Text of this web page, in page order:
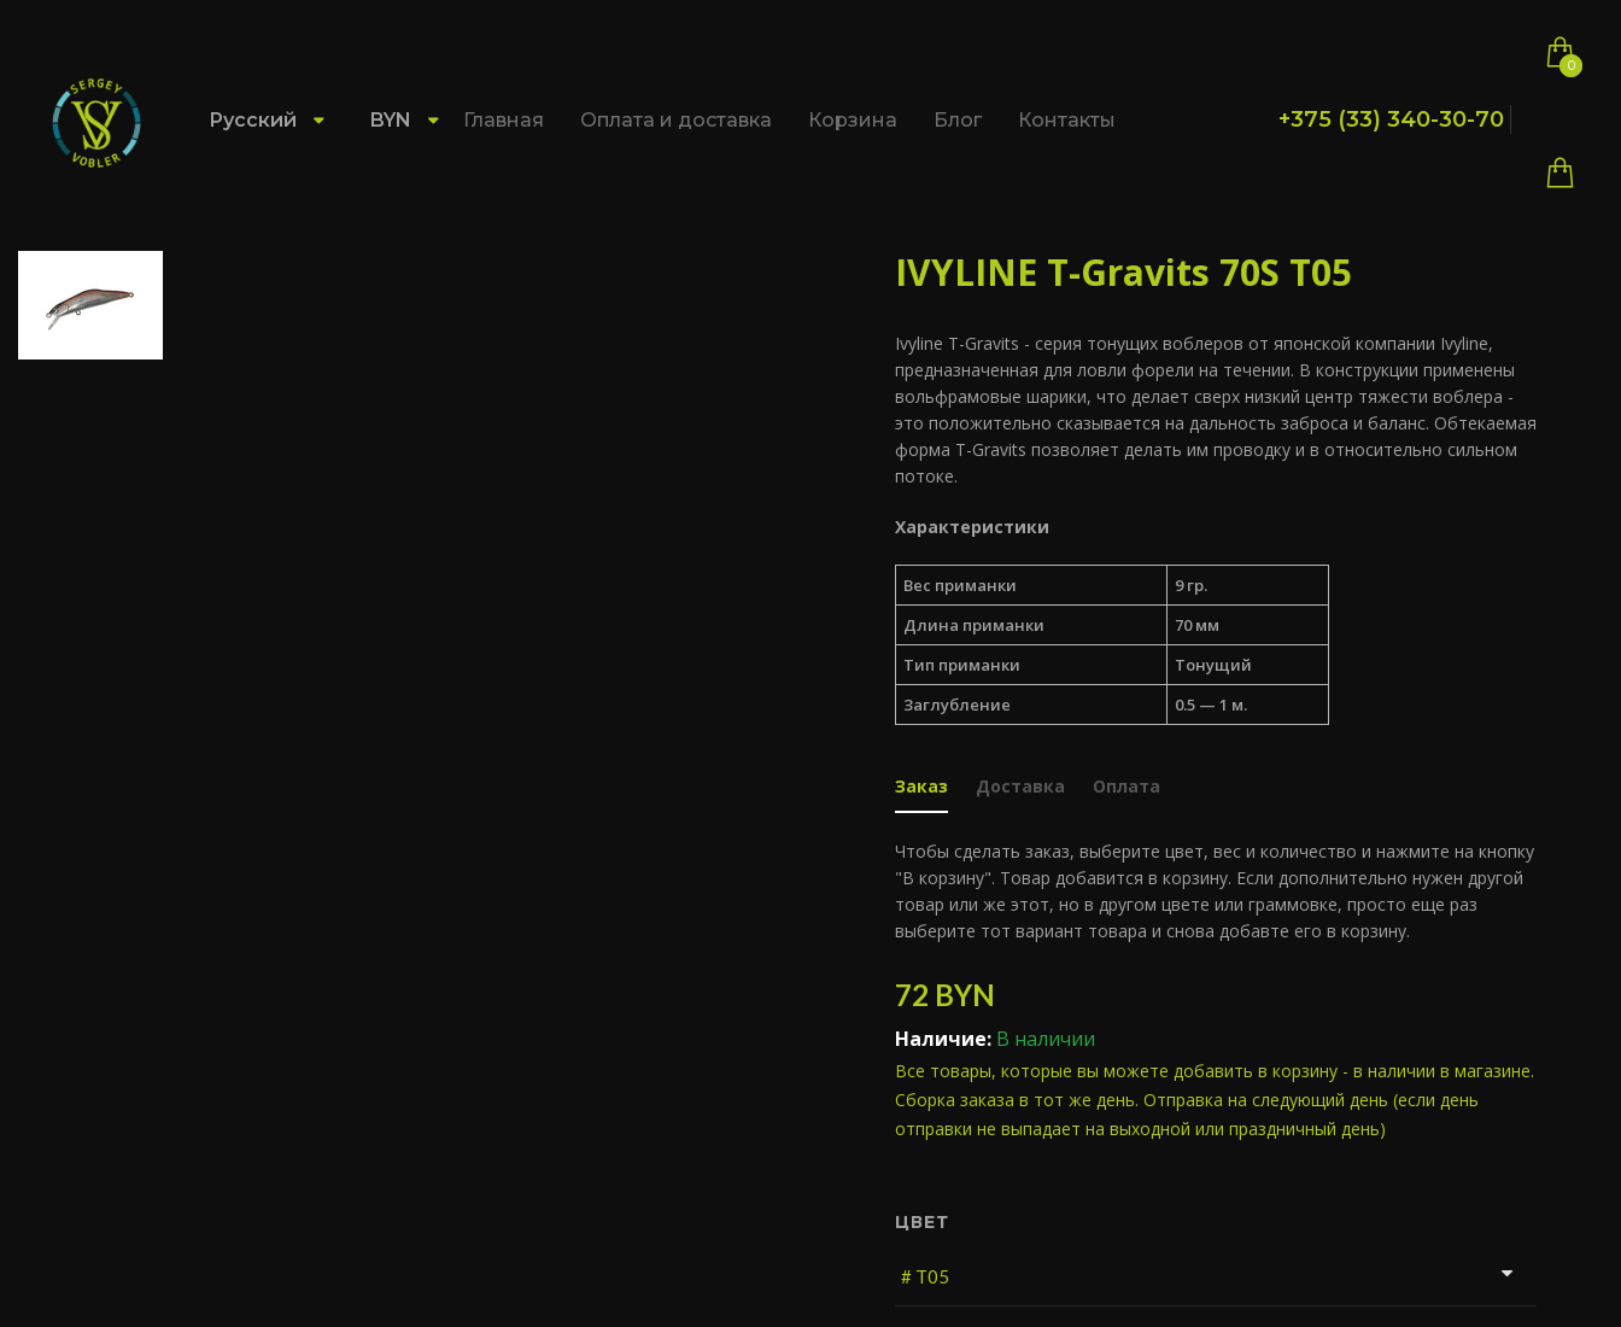
Русский BYN Главная Оплата и доставка Корзина Блог Контакты +375 (33) 340-30-70
0
0
IVYLINE T-Gravits 70S T05
Ivyline T-Gravits - серия тонущих воблеров от японской компании Ivyline,
предназначенная для ловли форели на течении. В конструкции применены
вольфрамовые шарики, что делает сверх низкий центр тяжести воблера -
это положительно сказывается на дальность заброса и баланс. Обтекаемая
форма T-Gravits позволяет делать им проводку и в относительно сильном
потоке.
Характеристики
Вес приманки
9 гр.
Длина приманки
70 мм
Тип приманки
Тонущий
Заглубление
0.5 — 1 м.
Заказ Доставка Оплата
Чтобы сделать заказ, выберите цвет, вес и количество и нажмите на кнопку
"В корзину". Товар добавится в корзину. Если дополнительно нужен другой
товар или же этот, но в другом цвете или граммовке, просто еще раз
выберите тот вариант товара и снова добавте его в корзину.
72 BYN
Наличие: В наличии
Все товары, которые вы можете добавить в корзину - в наличии в магазине.
Сборка заказа в тот же день. Отправка на следующий день (если день
отправки не выпадает на выходной или праздничный день)
ЦВЕТ